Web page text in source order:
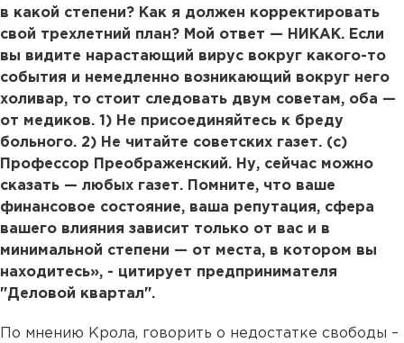
в какой степени? Как я должен корректировать
свой трехлетний план? Мой ответ — НИКАК. Если
вы видите нарастающий вирус вокруг какого-то
события и немедленно возникающий вокруг него
холивар, то стоит следовать двум советам, оба —
от медиков. 1) Не присоединяйтесь к бреду
больного. 2) Не читайте советских газет. (с)
Профессор Преображенский. Ну, сейчас можно
сказать — любых газет. Помните, что ваше
финансовое состояние, ваша репутация, сфера
вашего влияния зависит только от вас и в
минимальной степени — от места, в котором вы
находитесь», - цитирует предпринимателя
"Деловой квартал".
По мнению Крола, говорить о недостатке свободы –